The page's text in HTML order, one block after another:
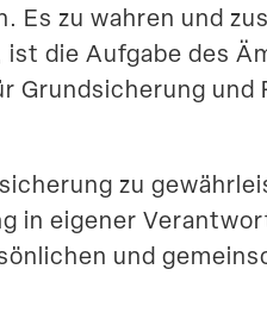
Es zu wahren und
die Aufgabe des
Grund­si­cherung und
zu
in eigener
und